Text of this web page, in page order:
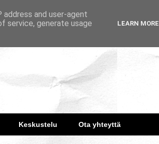
Keskustelu Ota yhteyttä
and user-agent
service, generate usage
LEARN MORE